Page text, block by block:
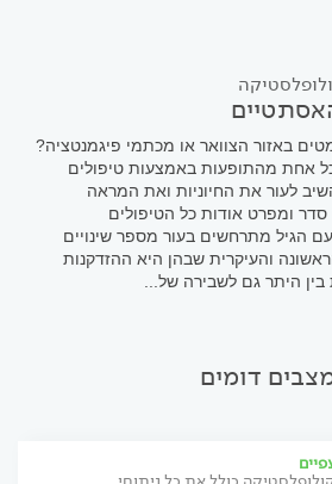
באזור הצוואר או מכתמי פיגמנטציה?
אחת מהתופעות באמצעות טיפולים
לעור את החיוניות ואת המראה
ומפרט אודות כל הטיפולים
עם הגיל מתרחשים בעור מספר שינויים
והעיקרית שבהן היא ההזדקנות
היתר גם לשבירה של...
דומים